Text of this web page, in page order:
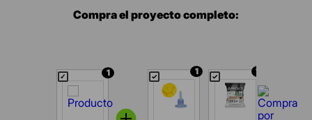
Compra el proyecto completo:
1 1 1